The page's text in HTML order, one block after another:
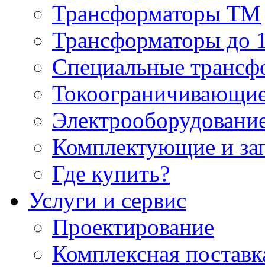
Трансформаторы ТМ
Трансформаторы
Специальные
Комплектующие и
Где купить?
Услуги и сервис
Проектирование
Комплексная